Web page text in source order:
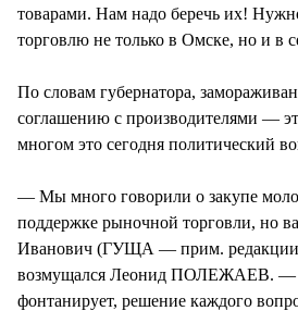
товарами. Нам надо беречь их!
торговлю не только в Омске, но и в
По словам губернатора,
соглашению с производителями —
многом это сегодня политический
— Мы много говорили о закупе
поддержке рыночной торговли, но
Иванович (ГУЩА — прим.
возмущался Леонид ПОЛЕЖАЕВ. —
фонтанирует, решение каждого